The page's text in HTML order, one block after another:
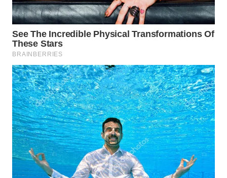
WN
MAJALENGKA
WN
SUBANG
WN
SUKABUMI
WN
PURWAKARTA
WN